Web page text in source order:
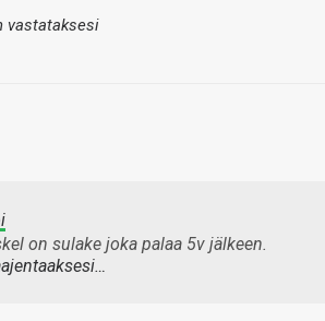
vastataksesi
on sulake joka palaa 5v jälkeen.